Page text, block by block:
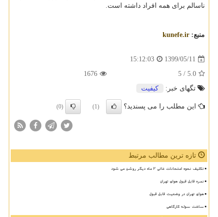
ناسالم برای همه افراد داشته است.
منبع: kunefe.ir
1399/05/11
15:12:03
5.0
/ 5
1676
تگهای خبر:
كیفیت
این مطلب را می پسندید؟ (1)
(0)
تازه ترین مطالب مرتبط
تکلیف نحوه امتحانات غائی ۲ ماه دیگر روشن می شود
نمره قابل قبول هوای تهران
هوای تهران در وضعیت قابل قبول
ساخت سوله کارگاهی